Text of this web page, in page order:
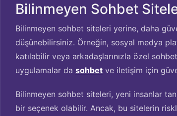
Bilinmeyen Sohbet
Bilinmeyen sohbet siteleri yerine, daha
düşünebilirsiniz. Örneğin, sosyal medya
katılabilir veya arkadaşlarınızla özel
uygulamalar da sohbet ve iletişim için
Bilinmeyen sohbet siteleri, yeni insanlar
bir seçenek olabilir. Ancak, bu sitelerin